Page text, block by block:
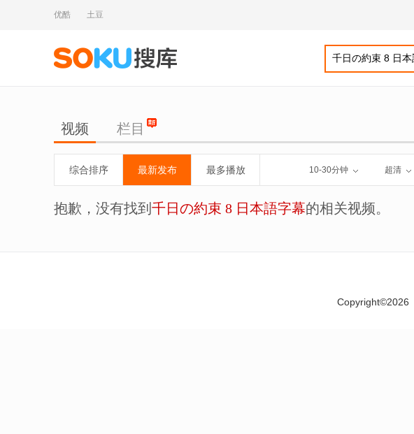
优酷 土豆
视频 栏目
综合排序 最新发布 最多播放 10-30分钟 超清
抱歉，没有找到 千日の約束 8 日本語字幕的相关视频。
Copyright©2026